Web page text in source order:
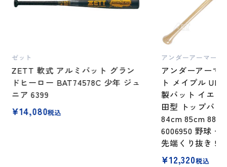
ゼット
ZETT 軟式 アルミバット グラン
ドヒーロー BAT74578C 少年 ジュ
ニア 6399
¥14,080税込
アンダーアーマー
アンダーアーマ
ト メイプル
製バット イエロ
田型 トップバラ
84cm 85cm
6006950 野球 一
先端くり抜き
¥12,320税込